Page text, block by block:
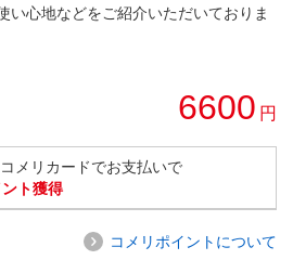
い心地などをご紹介いただいておりま
6600 円
メリカードでお支払いで
ト獲得
コメリポイントについて